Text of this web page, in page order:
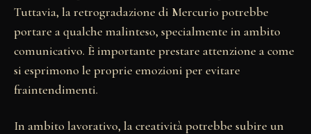
Tuttavia, la retrogradazione di Mercurio potrebbe
portare a qualche malinteso, specialmente in ambito
comunicativo. È importante prestare attenzione a come
si esprimono le proprie emozioni per evitare
fraintendimenti.
In ambito lavorativo, la creatività potrebbe subire un